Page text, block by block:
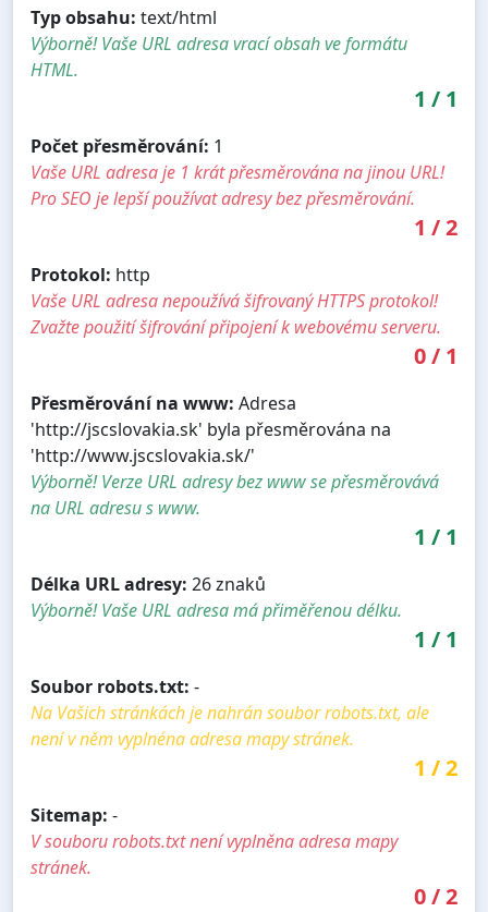
Typ obsahu: text/html
Výborně! Vaše URL adresa vrací obsah ve formátu
HTML.
1 / 1
Počet přesměrování: 1
Vaše URL adresa je 1 krát přesměrována na jinou URL!
Pro SEO je lepší používat adresy bez přesměrování.
1 /2
Protokol: http
Vaše URL adresa nepoužívá šifrovaný HTTPS protokol!
Zvažte použití šifrování připojení k webovému serveru.
0/ 1
Přesměrování na www: Adresa
'http://jscslovakia.sk' byla přesměrována na
'http://www.jscslovakia.sk/'
Výborně! Verze URL adresy bez www se přesměrovává
na URL adresu s www.
1 / 1
Délka URL adresy: 26 znaků
Výborně! Vaše URL adresa má přiměřenou délku.
1 / 1
Soubor robots.txt: -
Na Vašich stránkách je nahrán soubor robots.txt, ale
není v něm vyplnéna adresa mapy stránek.
1 /2
Sitemap: -
V souboru robots.txt není vyplněna adresa mapy
stránek.
0/2